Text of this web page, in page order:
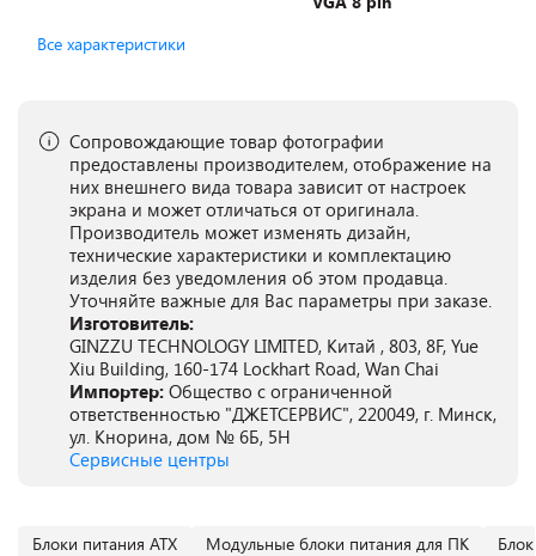
Все характеристики
Сопровождающие товар фотографии
предоставлены производителем, отображение на
них внешнего вида товара зависит от настроек
экрана и может отличаться от оригинала.
Производитель может изменять дизайн,
технические характеристики и комплектацию
изделия без уведомления об этом продавца.
Уточняйте важные для Вас параметры при заказе.
Изготовитель:
GINZZU TECHNOLOGY LIMITED, Китай , 803, 8F, Yue
Xiu Building, 160-174 Lockhart Road, Wan Chai
Импортер: Общество с ограниченной
ответственностью "ДЖЕТСЕРВИС", 220049, г. Минск,
ул. Кнорина, дом № 6Б, 5Н
Сервисные центры
Блоки питания ATX Модульные блоки питания для ПК